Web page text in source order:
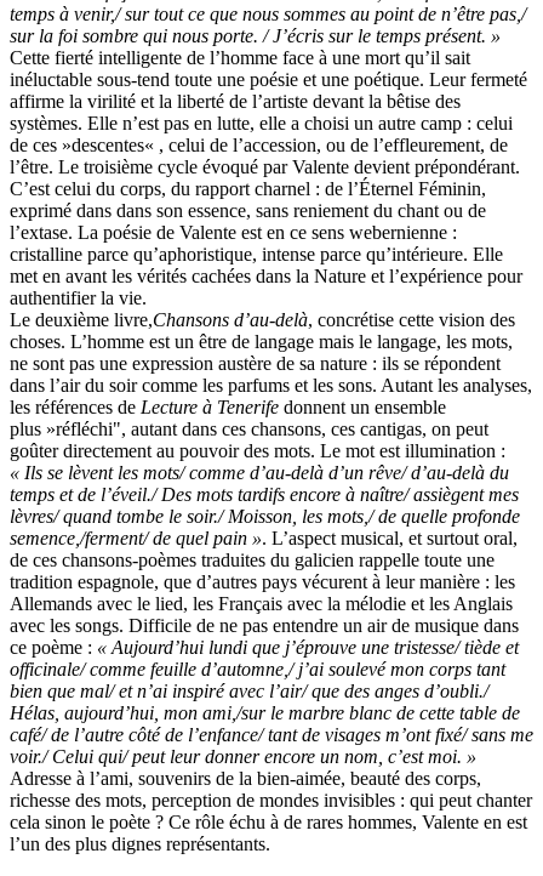
temps à venir,/ sur tout ce que nous sommes au point de n’être pas,/
sur la foi sombre qui nous porte. / J’écris sur le temps présent. »
Cette fierté intelligente de l’homme face à une mort qu’il sait
inéluctable sous-tend toute une poésie et une poétique. Leur fermeté
affirme la virilité et la liberté de l’artiste devant la bêtise des
systèmes. Elle n’est pas en lutte, elle a choisi un autre camp : celui
de ces »descentes« , celui de l’accession, ou de l’effleurement, de
l’être. Le troisième cycle évoqué par Valente devient prépondérant.
C’est celui du corps, du rapport charnel : de l’Éternel Féminin,
exprimé dans dans son essence, sans reniement du chant ou de
l’extase. La poésie de Valente est en ce sens webernienne :
cristalline parce qu’aphoristique, intense parce qu’intérieure. Elle
met en avant les vérités cachées dans la Nature et l’expérience pour
authentifier la vie.
Le deuxième livre,Chansons d’au-delà, concrétise cette vision des
choses. L’homme est un être de langage mais le langage, les mots,
ne sont pas une expression austère de sa nature : ils se répondent
dans l’air du soir comme les parfums et les sons. Autant les analyses,
les références de Lecture à Tenerife donnent un ensemble
plus »réfléchi", autant dans ces chansons, ces cantigas, on peut
goûter directement au pouvoir des mots. Le mot est illumination :
« Ils se lèvent les mots/ comme d’au-delà d’un rêve/ d’au-delà du
temps et de l’éveil./ Des mots tardifs encore à naître/ assiègent mes
lèvres/ quand tombe le soir./ Moisson, les mots,/ de quelle profonde
semence,/ferment/ de quel pain ». L’aspect musical, et surtout oral,
de ces chansons-poèmes traduites du galicien rappelle toute une
tradition espagnole, que d’autres pays vécurent à leur manière : les
Allemands avec le lied, les Français avec la mélodie et les Anglais
avec les songs. Difficile de ne pas entendre un air de musique dans
ce poème : « Aujourd’hui lundi que j’éprouve une tristesse/ tiède et
officinale/ comme feuille d’automne,/ j’ai soulevé mon corps tant
bien que mal/ et n’ai inspiré avec l’air/ que des anges d’oubli./
Hélas, aujourd’hui, mon ami,/sur le marbre blanc de cette table de
café/ de l’autre côté de l’enfance/ tant de visages m’ont fixé/ sans me
voir./ Celui qui/ peut leur donner encore un nom, c’est moi. »
Adresse à l’ami, souvenirs de la bien-aimée, beauté des corps,
richesse des mots, perception de mondes invisibles : qui peut chanter
cela sinon le poète ? Ce rôle échu à de rares hommes, Valente en est
l’un des plus dignes représentants.